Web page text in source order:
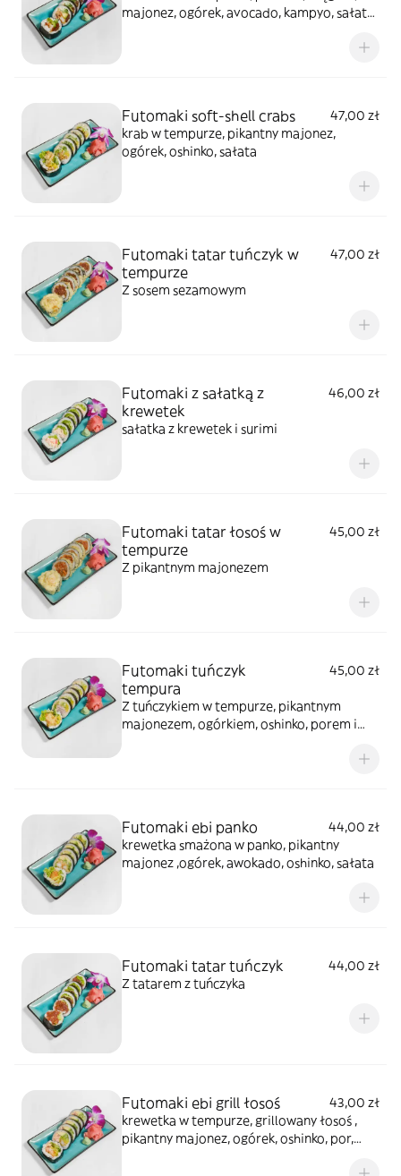
majonez, ogórek, avocado, kampyo, sałata)
Futomaki soft-shell crabs
47,00 zł
krab w tempurze, pikantny majonez,
ogórek, oshinko, sałata
Futomaki tatar tuńczyk w
tempurze
47,00 zł
Z sosem sezamowym
Futomaki z sałatką z
krewetek
46,00 zł
sałatka z krewetek i surimi
Futomaki tatar łosoś w
tempurze
45,00 zł
Z pikantnym majonezem
Futomaki tuńczyk
tempura
45,00 zł
Z tuńczykiem w tempurze, pikantnym
majonezem, ogórkiem, oshinko, porem i
Futomaki ebi panko
44,00 zł
krewetka smażona w panko, pikantny
majonez ,ogórek, awokado, oshinko, sałata
Futomaki tatar tuńczyk
44,00 zł
Z tatarem z tuńczyka
Futomaki ebi grill łosoś
43,00 zł
krewetka w tempurze, grillowany łosoś ,
pikantny majonez, ogórek, oshinko, por,